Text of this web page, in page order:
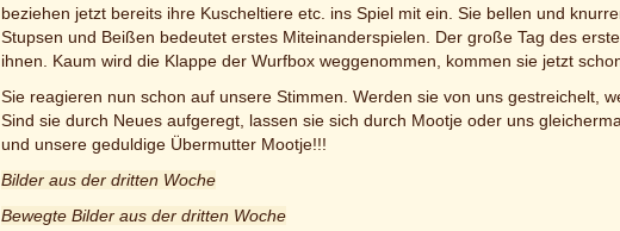
beziehen jetzt bereits ihre Kuscheltiere etc. ins Spiel mit ein. Sie bellen und
Stupsen und Beißen bedeutet erstes Miteinanderspielen. Der große Tag des
ihnen. Kaum wird die Klappe der Wurfbox weggenommen, kommen sie jetzt
Sie reagieren nun schon auf unsere Stimmen. Werden sie von uns gestreichelt,
Sind sie durch Neues aufgeregt, lassen sie sich durch Mootje oder uns
und unsere geduldige Übermutter Mootje!!!
Bilder aus der dritten Woche
Bewegte Bilder aus der dritten Woche